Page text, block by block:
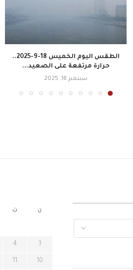
الطقس اليوم الخميس 18-9-2025..
حرارة مرتفعة على الصعيد...
سبتمبر 18, 2025
ن ث
3
4
10
11